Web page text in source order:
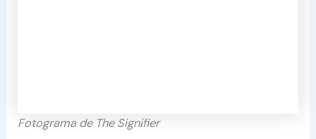
Fotograma de The Signifier